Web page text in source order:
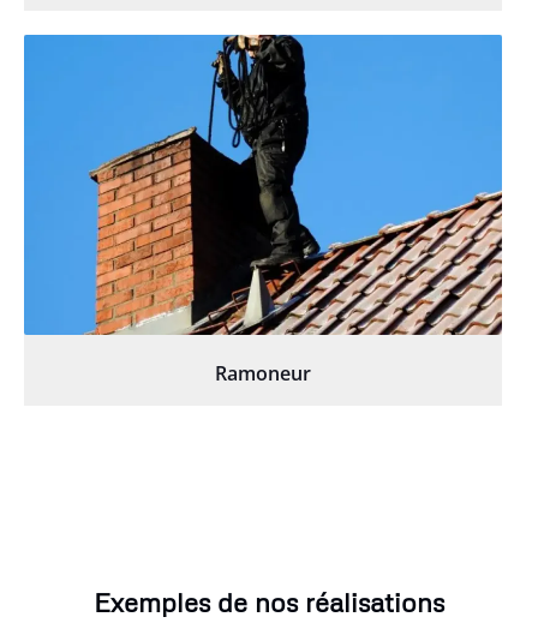
Ramoneur
Exemples de nos réalisations